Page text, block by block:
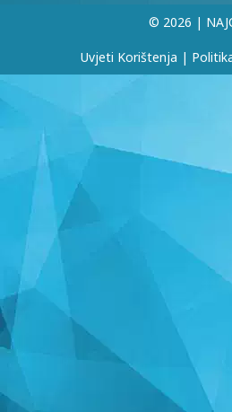
© 2026 |
Uvjeti Korištenja |